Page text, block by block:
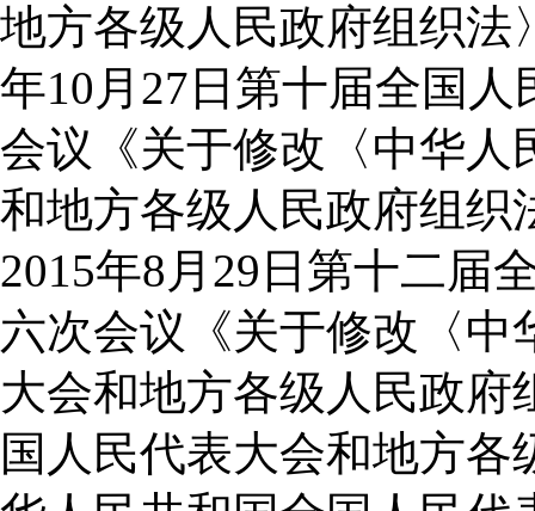
地方各级人民政府组织法
年10月27日第十届全国
会议《关于修改〈中华人
和地方各级人民政府组织
2015年8月29日第十二届
六次会议《关于修改〈
大会和地方各级人民政
国人民代表大会和地方